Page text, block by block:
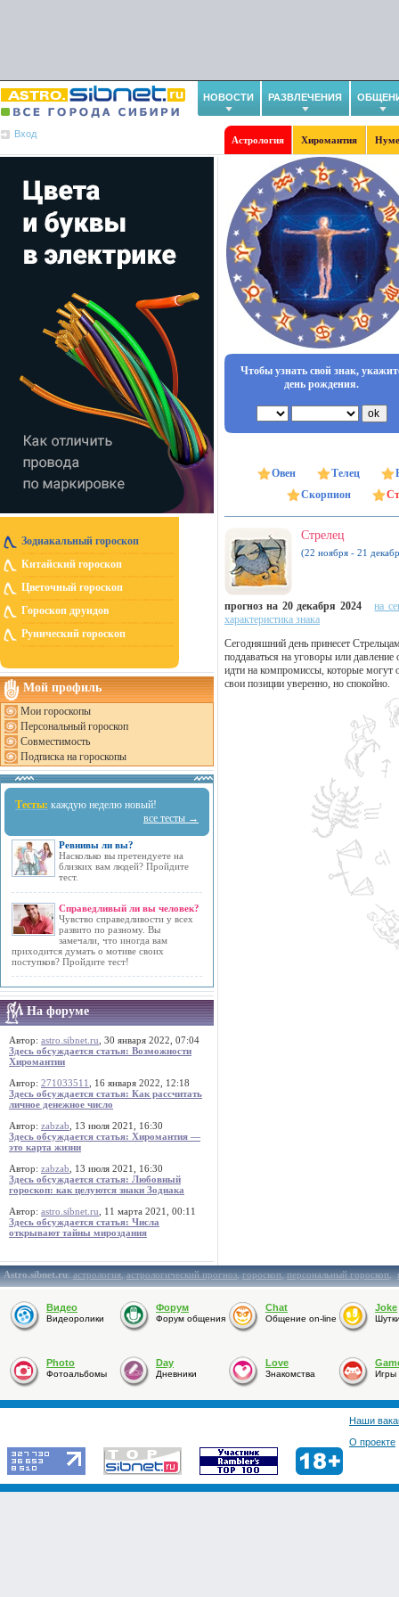
НОВОСТИ РАЗВЛЕЧЕНИЯ
Вход
Астрология Хиромантия
Зодиакальный гороскоп
Китайский гороскоп
Цветочный гороскоп
Гороскоп друидов
Рунический гороскоп
Мой профиль
Мои гороскопы
Персональный гороскоп
Совместимость
Подписка на гороскопы
Тесты: каждую неделю новый!
все тесты →
Ревнивы ли вы?
Насколько вы претендуете на
близких вам людей? Пройдите
тест.
Справедливый ли вы человек?
Чувство справедливости у всех
развито по разному. Вы
замечали, что иногда вам
приходится думать о мотиве своих
поступков? Пройдите тест!
На форуме
Автор: astro.sibnet.ru , 30 января 2022, 07:04
Здесь обсуждается статья: Возможности
Хиромантии
Автор: 271033511
, 16 января 2022, 12:18
Здесь обсуждается статья: Как рассчитать
личное денежное число
Автор: zabzab , 13 июля 2021, 16:30
Здесь обсуждается статья: Хиромантия —
это карта жизни
Автор: zabzab , 13 июля 2021, 16:30
Здесь обсуждается статья: Любовный
гороскоп: как целуются знаки Зодиака
Автор: astro.sibnet.ru , 11 марта 2021, 00:11
Здесь обсуждается статья: Числа
открывают тайны мироздания
Чтобы узнать свой знак,
день рождения.
Овен Телец
Скорпион
Стрелец
(22 ноября - 21
прогноз на 20 декабря 2024
на
характеристика знака
Сегодняшний день принесет
поддаваться на уговоры или
идти на компромиссы, которые могут
свои позиции уверенно, но спокойно.
Astro.sibnet.ru:астрология,астрологический прогноз,гороскоп,персональный гороскоп,
Видео
Видеоролики
Форум
Форум общения
Chat
Общение on-line
Joke
Photo
Фотоальбомы
Day
Дневники
Love
Знакомства Игры
Наши
О проекте